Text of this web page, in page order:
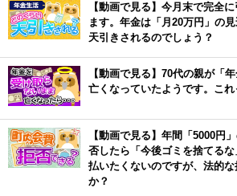
【動画で見る】今月末で完全
ます。年金は「月20万円」の
天引きされるのでしょう？
【動画で見る】70代の親が「
亡くなっていたようです。こ
【動画で見る】年間「5000円
否したら「今後ゴミを捨てる
払いたくないのですが、法的
か？